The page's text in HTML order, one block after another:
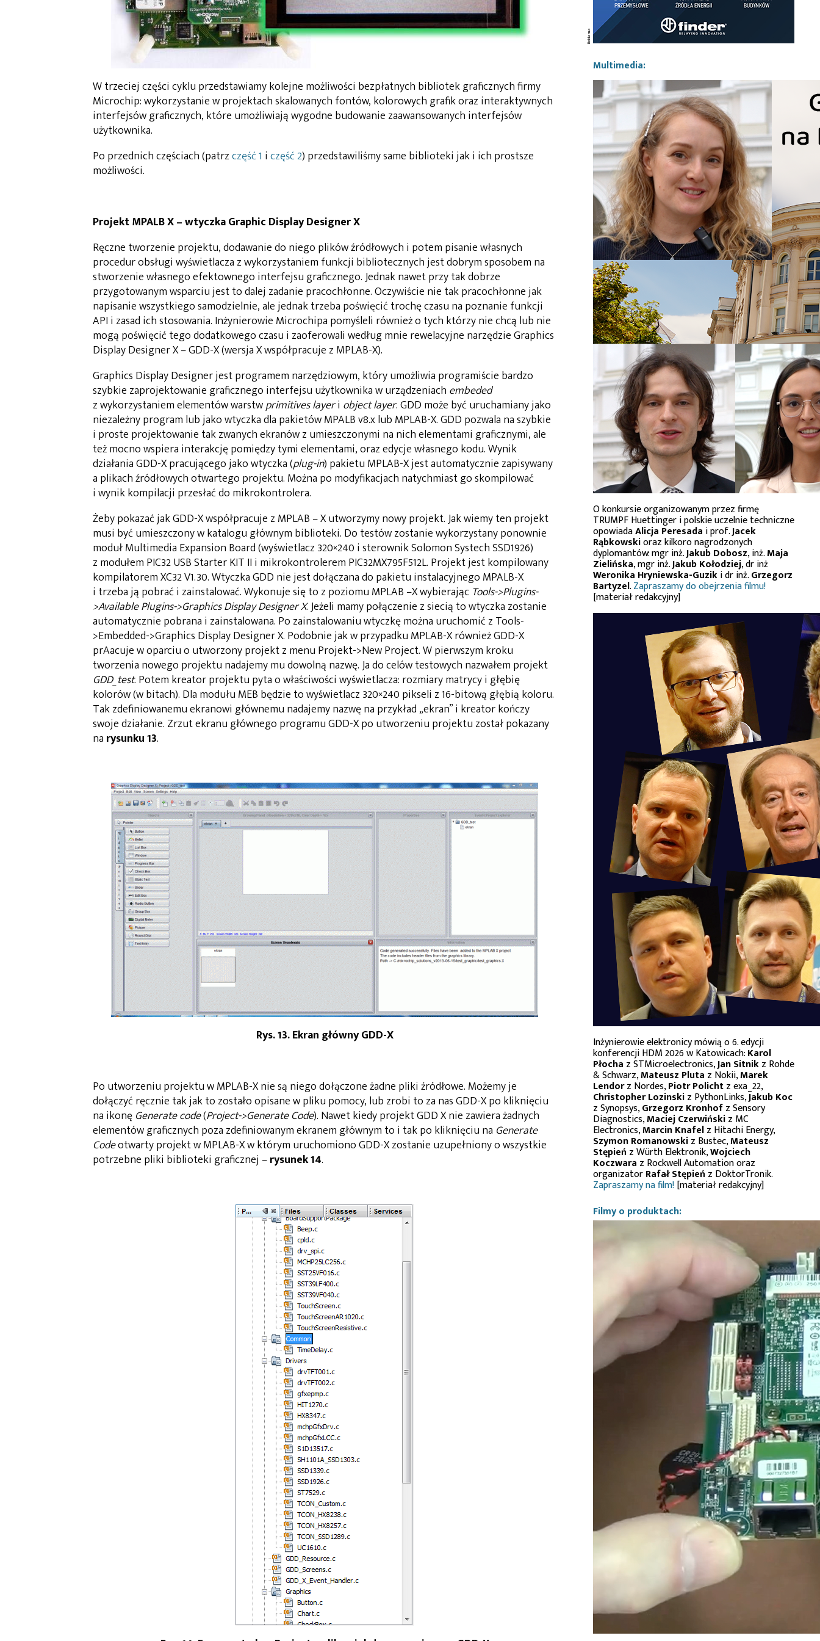
W trzeciej części cyklu przedstawiamy kolejne możliwości bezpłatnych bibliotek graficznych firmy
Microchip: wykorzystanie w projektach skalowanych fontów, kolorowych grafik oraz interaktywnych
interfejsów graficznych, które umożliwiają wygodne budowanie zaawansowanych interfejsów
użytkownika.
Po przednich częściach (patrzczęść 1 i część 2) przedstawiliśmy same biblioteki jak i ich prostsze
możliwości.
Projekt MPALB X – wtyczka Graphic Display Designer X
Ręczne tworzenie projektu, dodawanie do niego plików źródłowych i potem pisanie własnych
procedur obsługi wyświetlacza z wykorzystaniem funkcji bibliotecznych jest dobrym sposobem na
stworzenie własnego efektownego interfejsu graficznego. Jednak nawet przy tak dobrze
przygotowanym wsparciu jest to dalej zadanie pracochłonne. Oczywiście nie tak pracochłonne jak
napisanie wszystkiego samodzielnie, ale jednak trzeba poświęcić trochę czasu na poznanie funkcji
API i zasad ich stosowania. Inżynierowie Microchipa pomyśleli również o tych którzy nie chcą lub nie
mogą poświęcić tego dodatkowego czasu i zaoferowali według mnie rewelacyjne narzędzie Graphics
Display Designer X – GDD-X (wersja X współpracuje z MPLAB-X).
Graphics Display Designer jest programem narzędziowym, który umożliwia programiście bardzo
szybkie zaprojektowanie graficznego interfejsu użytkownika w urządzeniach embeded
z wykorzystaniem elementów warstwprimitives layeri object layer. GDD może być uruchamiany jako
niezależny program lub jako wtyczka dla pakietów MPALB v8.x lub MPLAB-X. GDD pozwala na szybkie
i proste projektowanie tak zwanych ekranów z umieszczonymi na nich elementami graficznymi, ale
też mocno wspiera interakcję pomiędzy tymi elementami, oraz edycje własnego kodu. Wynik
działania GDD-X pracującego jako wtyczka (plug-in) pakietu MPLAB-X jest automatycznie zapisywany
a plikach źródłowych otwartego projektu. Można po modyfikacjach natychmiast go skompilować
i wynik kompilacji przesłać do mikrokontrolera.
Żeby pokazać jak GDD-X współpracuje z MPLAB – X utworzymy nowy projekt. Jak wiemy ten projekt
musi być umieszczony w katalogu głównym biblioteki. Do testów zostanie wykorzystany ponownie
moduł Multimedia Expansion Board (wyświetlacz 320×240 i sterownik Solomon Systech SSD1926)
z modułem PIC32 USB Starter KIT II i mikrokontrolerem PIC32MX795F512L. Projekt jest kompilowany
kompilatorem XC32 V1.30. Wtyczka GDD nie jest dołączana do pakietu instalacyjnego MPALB-X
i trzeba ją pobrać i zainstalować. Wykonuje się to z poziomu MPLAB –X wybierając Tools->Plugins-
>Available Plugins->Graphics Display Designer X. Jeżeli mamy połączenie z siecią to wtyczka zostanie
automatycznie pobrana i zainstalowana. Po zainstalowaniu wtyczkę można uruchomić z Tools-
>Embedded->Graphics Display Designer X. Podobnie jak w przypadku MPLAB-X również GDD-X
prAacuje w oparciu o utworzony projekt z menu Projekt->New Project. W pierwszym kroku
tworzenia nowego projektu nadajemy mu dowolną nazwę. Ja do celów testowych nazwałem projekt
GDD_test. Potem kreator projektu pyta o właściwości wyświetlacza: rozmiary matrycy i głębię
kolorów (w bitach). Dla modułu MEB będzie to wyświetlacz 320×240 pikseli z 16-bitową głębią koloru.
Tak zdefiniowanemu ekranowi głównemu nadajemy nazwę na przykład „ekran” i kreator kończy
swoje działanie. Zrzut ekranu głównego programu GDD-X po utworzeniu projektu został pokazany
na rysunku 13.
Rys. 13. Ekran główny GDD-X
Po utworzeniu projektu w MPLAB-X nie są niego dołączone żadne pliki źródłowe. Możemy je
dołączyć ręcznie tak jak to zostało opisane w pliku pomocy, lub zrobi to za nas GDD-X po kliknięciu
na ikonę Generate code(Project->Generate Code). Nawet kiedy projekt GDD X nie zawiera żadnych
elementów graficznych poza zdefiniowanym ekranem głównym to i tak po kliknięciu na Generate
Codeotwarty projekt w MPLAB-X w którym uruchomiono GDD-X zostanie uzupełniony o wszystkie
potrzebne pliki biblioteki graficznej –rysunek 14.
Multimedia:
O konkursie organizowanym przez firmę
TRUMPF Huettinger i polskie uczelnie techniczne
opowiadaAlicja Peresada i prof.Jacek
Rąbkowskioraz kilkoro nagrodzonych
dyplomantów: mgr inż.Jakub Dobosz, inż.Maja
Zielińska, mgr inż.Jakub Kołodziej, dr inż
Weronika Hryniewska-Guziki dr inż.Grzegorz
Bartyzel.Zapraszamy do obejrzenia filmu!
[materiał redakcyjny]
Inżynierowie elektronicy mówią o 6. edycji
konferencji HDM 2026 w Katowicach:Karol
Płocha z STMicroelectronics,Jan Sitnikz Rohde
& Schwarz,Mateusz Pluta z Nokii,Marek
Lendorz Nordes,Piotr Polichtz exa_22,
Christopher Lozinskiz PythonLinks,Jakub Koc
z Synopsys,Grzegorz Kronhofz Sensory
Diagnostics,Maciej Czerwińskiz MC
Electronics,Marcin Knafelz Hitachi Energy,
Szymon Romanowskiz Bustec,Mateusz
Stępień z Würth Elektronik,Wojciech
Koczwara z Rockwell Automation oraz
organizatorRafał Stępień z DoktorTronik.
Zapraszamy na film![materiał redakcyjny]
Filmy o produktach: